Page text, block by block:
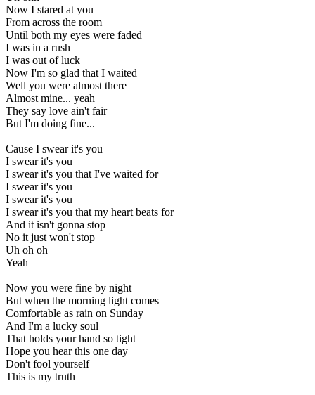
Now I stared at you
From across the room
Until both my eyes were faded
I was in a rush
I was out of luck
Now I'm so glad that I waited
Well you were almost there
Almost mine... yeah
They say love ain't fair
But I'm doing fine...
Cause I swear it's you
I swear it's you
I swear it's you that I've waited for
I swear it's you
I swear it's you
I swear it's you that my heart beats for
And it isn't gonna stop
No it just won't stop
Uh oh oh
Yeah
Now you were fine by night
But when the morning light comes
Comfortable as rain on Sunday
And I'm a lucky soul
That holds your hand so tight
Hope you hear this one day
Don't fool yourself
This is my truth